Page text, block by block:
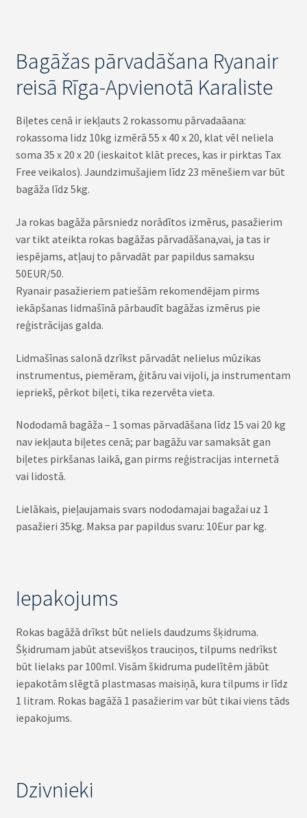
Bagāžas pārvadāšana Ryanair
reisā Rīga-Apvienotā Karaliste
Biļetes cenā ir iekļauts 2 rokassomu pārvadaāana:
rokassoma lidz 10kg izmērā 55 x 40 x 20, klat vēl neliela
soma 35 x 20 x 20 (ieskaitot klāt preces, kas ir pirktas Tax
Free veikalos). Jaundzimušajiem līdz 23 mēnešiem var būt
bagāža līdz 5kg.
Ja rokas bagāža pārsniedz norādītos izmērus, pasažierim
var tikt ateikta rokas bagāžas pārvadāšana,vai, ja tas ir
iespējams, atļauj to pārvadāt par papildus samaksu
50EUR/50.
Ryanair pasažieriem patiešām rekomendējam pirms
iekāpšanas lidmašīnā pārbaudīt bagāžas izmērus pie
reģistrācijas galda.
Lidmašīnas salonā dzrīkst pārvadāt nelielus mūzikas
instrumentus, piemēram, ģitāru vai vijoli, ja instrumentam
iepriekš, pērkot biļeti, tika rezervēta vieta.
Nododamā bagāža – 1 somas pārvadāšana līdz 15 vai 20 kg
nav iekļauta biļetes cenā; par bagāžu var samaksāt gan
biļetes pirkšanas laikā, gan pirms reģistracijas internetā
vai lidostā.
Lielākais, pieļaujamais svars nododamajai bagažai uz 1
pasažieri 35kg. Maksa par papildus svaru: 10Eur par kg.
Iepakojums
Rokas bagāžā drīkst būt neliels daudzums šķidruma.
Šķidrumam jabūt atsevišķos trauciņos, tilpums nedrīkst
būt lielaks par 100ml. Visām škidruma pudelītēm jābūt
iepakotām slēgtā plastmasas maisiņā, kura tilpums ir līdz
1 litram. Rokas bagāžā 1 pasažierim var būt tikai viens tāds
iepakojums.
Dzivnieki